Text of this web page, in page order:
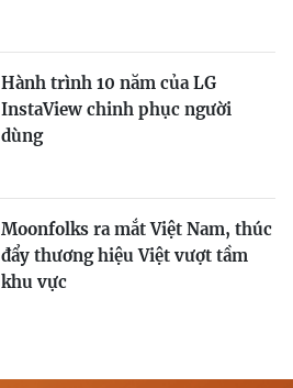
Hành trình 10 năm của LG
InstaView chinh phục người
dùng
Moonfolks ra mắt Việt Nam, thúc
đẩy thương hiệu Việt vượt tầm
khu vực